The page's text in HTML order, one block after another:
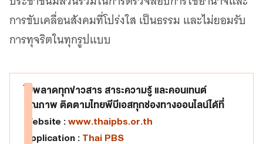
การขับเคลื่อนสังคมที่โปร่งใส เป็นธรรม และไม่ยอมรับ
การทุจริตในทุกรูปแบบ
ไม่พลาดทุกข่าวสาร สาระความรู้ และคอนเทนต์
คุณภาพ ติดตามไทยพีบีเอสทุกช่องทางออนไลน์ได้ที่
Website : www.thaipbs.or.th
Application : Thai PBS